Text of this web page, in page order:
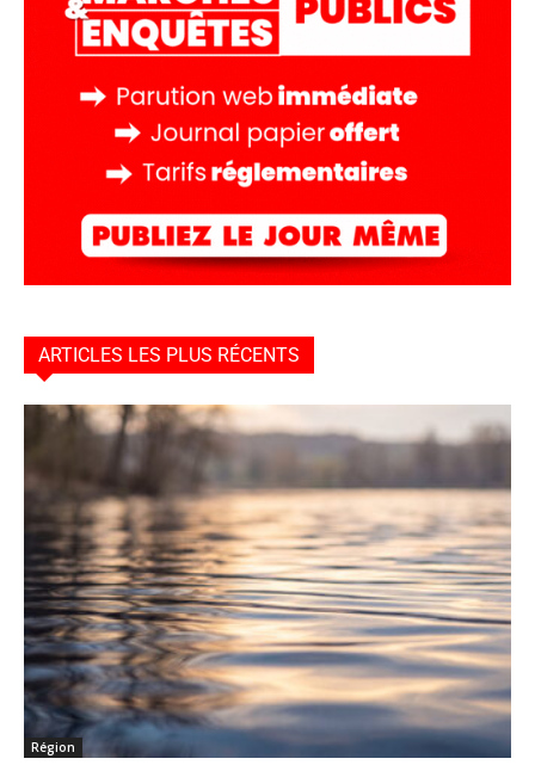
ARTICLES LES PLUS RÉCENTS
Région